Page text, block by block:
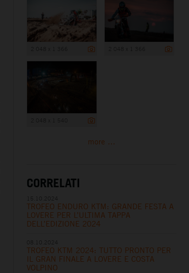
more ...
CORRELATI
TROFEO ENDURO KTM: GRANDE FESTA A
LOVERE PER L’ULTIMA TAPPA
DELL’EDIZIONE 2024
TROFEO KTM 2024: TUTTO PRONTO PER
IL GRAN FINALE A LOVERE E COSTA
VOLPINO